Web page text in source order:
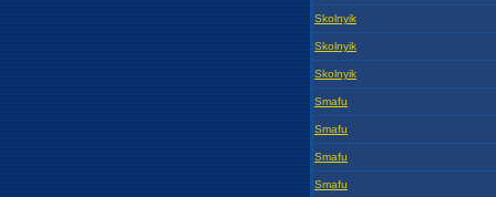
Skolnyik
Skolnyik
Skolnyik
Smafu
Smafu
Smafu
Smafu